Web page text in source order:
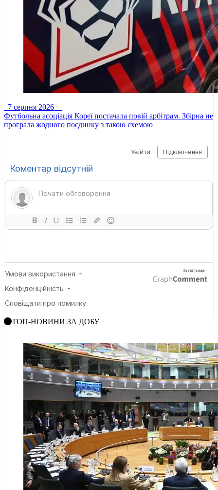
7 серпня 2026
Футбольна асоціація Кореї постачала повій арбітрам. Збірна не
програла жодного поєдинку з такою схемою
ТОП-НОВИНИ ЗА ДОБУ